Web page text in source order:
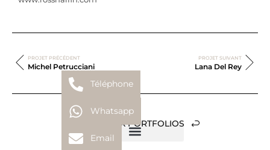
PROJET PRÉCÉDENT
Michel Petrucciani
PROJET SUIVANT
Lana Del Rey
RETOUR AUX PORTFOLIOS
Téléphone
Whatsapp
Email